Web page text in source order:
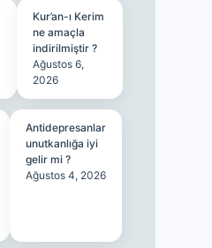
Kur’an-ı Kerim
ne amaçla
indirilmiştir ?
Ağustos 6,
2026
Antidepresanlar
unutkanlığa iyi
gelir mi ?
Ağustos 4, 2026